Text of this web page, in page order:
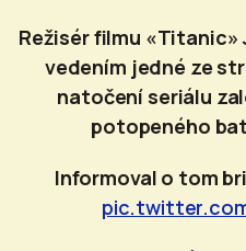
Režisér filmu «Titanic»
vedením jedné ze
natočení seriálu
potopeného
Informoval o tom